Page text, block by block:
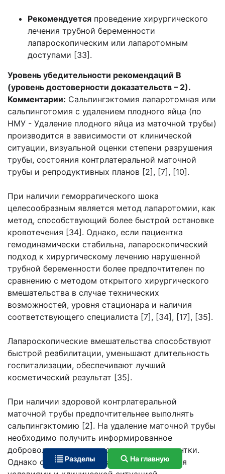
Рекомендуется проведение хирургического
лечения трубной беременности
лапароскопическим или лапаротомным
доступами [33].
Уровень убедительности рекомендаций В
(уровень достоверности доказательств – 2).
Комментарии: Сальпингэктомия лапаротомная или
сальпинготомия с удалением плодного яйца (по
НМУ - Удаление плодного яйца из маточной трубы)
производится в зависимости от клинической
ситуации, визуальной оценки степени разрушения
трубы, состояния контрлатеральной маточной
трубы и репродуктивных планов [2], [7], [10].
При наличии геморрагического шока
целесообразным является метод лапаротомии, как
метод, способствующий более быстрой остановке
кровотечения [34]. Однако, если пациентка
гемодинамически стабильна, лапароскопический
подход к хирургическому лечению нарушенной
трубной беременности более предпочтителен по
сравнению с методом открытого хирургического
вмешательства в случае технических
возможностей, уровня стационара и наличия
соответствующего специалиста [7], [34], [17], [35].
Лапароскопические вмешательства способствуют
быстрой реабилитации, уменьшают длительность
госпитализации, обеспечивают лучший
косметический результат [35].
При наличии здоровой контрлатеральной
маточной трубы предпочтительнее выполнять
сальпингэктомию [2]. На удаление маточной трубы
необходимо получить информированное
добровольное письменное согласие пациентки.
Однако окончательный выбор определяется
Разделы На главную